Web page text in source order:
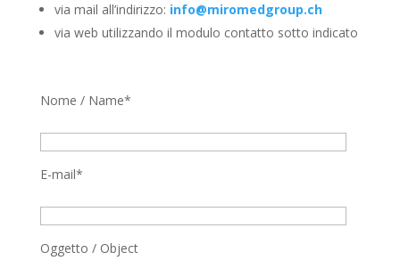
via mail all’indirizzo: info@miromedgroup.ch
via web utilizzando il modulo contatto sotto indicato
Nome / Name*
E-mail*
Oggetto / Object